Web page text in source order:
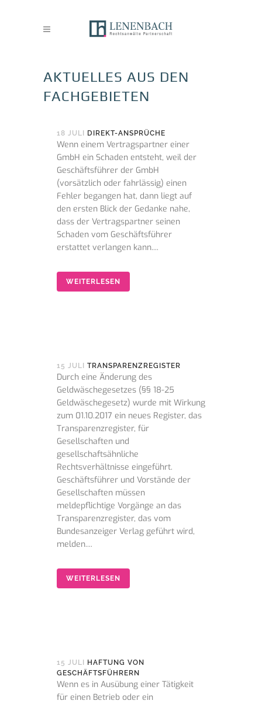
AKTUELLES AUS DEN
FACHGEBIETEN
18 JULI DIREKT-ANSPRÜCHE
Wenn einem Vertragspartner einer
GmbH ein Schaden entsteht, weil der
Geschäftsführer der GmbH
(vorsätzlich oder fahrlässig) einen
Fehler begangen hat, dann liegt auf
den ersten Blick der Gedanke nahe,
dass der Vertragspartner seinen
Schaden vom Geschäftsführer
erstattet verlangen kann....
WEITERLESEN
15 JULI TRANSPARENZREGISTER
Durch eine Änderung des
Geldwäschegesetzes (§§ 18-25
Geldwäschegesetz) wurde mit Wirkung
zum 01.10.2017 ein neues Register, das
Transparenzregister, für
Gesellschaften und
gesellschaftsähnliche
Rechtsverhältnisse eingeführt.
Geschäftsführer und Vorstände der
Gesellschaften müssen
meldepflichtige Vorgänge an das
Transparenzregister, das vom
Bundesanzeiger Verlag geführt wird,
melden....
WEITERLESEN
15 JULI
HAFTUNG VON
GESCHÄFTSFÜHRERN
Wenn es in Ausübung einer Tätigkeit
für einen Betrieb oder ein